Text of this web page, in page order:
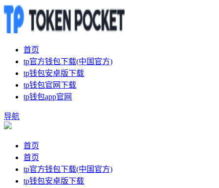
首页
tp官方钱包下载(中国官方)
tp钱包安卓版下载
tp钱包官网下载
tp钱包app官网
导航
首页
首页
tp官方钱包下载(中国官方)
tp钱包安卓版下载